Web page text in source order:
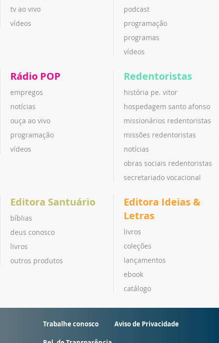
tv ao vivo
vídeos
podcast
programação
programas
vídeos
Rádio POP
empregos
notícias
ouça ao vivo
programação
vídeos
Redentoristas
história pe. vitor
hospedagem santo afonso
missionários redentoristas
missões redentoristas
notícias
obras sociais redentoristas
secretariado vocacional
Editora Santuário
bíblias
deus conosco
livros
outros produtos
Editora Ideias &
Letras
livros
coleções
lançamentos
ebook
catálogo
Trabalhe conosco Aviso de Privacidade